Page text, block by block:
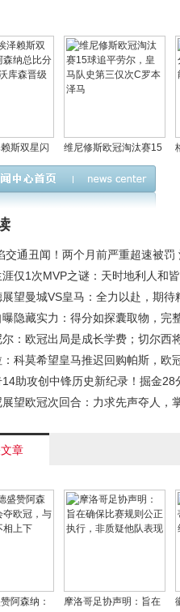
斯双星闪
比分3-1淘
级八强
维尼修斯欧冠淘汰赛15
球追平劳尔，皇马队史
交通丑闻！两个月前严重超速被罚
< /a>
仅1次MVP之谜：天时地利人和
/a>
望曼城VS皇马：全力以赴，期待
< /a>
隐藏实力：得分如探囊取物，完
局< /a>
尔：欧冠出局是成长学费；切尔西
科莫希望皇马推迟回购帕斯，欧
< /a>
助攻创中锋历史新纪录！掘金28
第五< /a>
望欧冠次回合：力求先声夺人，
章
阿森纳：
摩洛哥足协声明：旨在